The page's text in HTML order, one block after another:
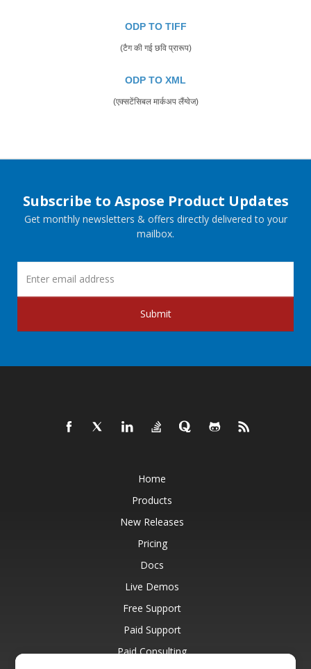
ODP TO TIFF
(टैग की गई छवि प्रारूप)
ODP TO XML
(एक्सटेंसिबल मार्कअप लैंग्वेज)
Subscribe to Aspose Product Updates
Get monthly newsletters & offers directly delivered to your
mailbox.
Submit
Home
Products
New Releases
Pricing
Docs
Live Demos
Free Support
Paid Support
Paid Consulting